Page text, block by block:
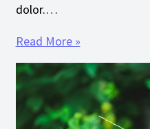
dolor.…
Read More »